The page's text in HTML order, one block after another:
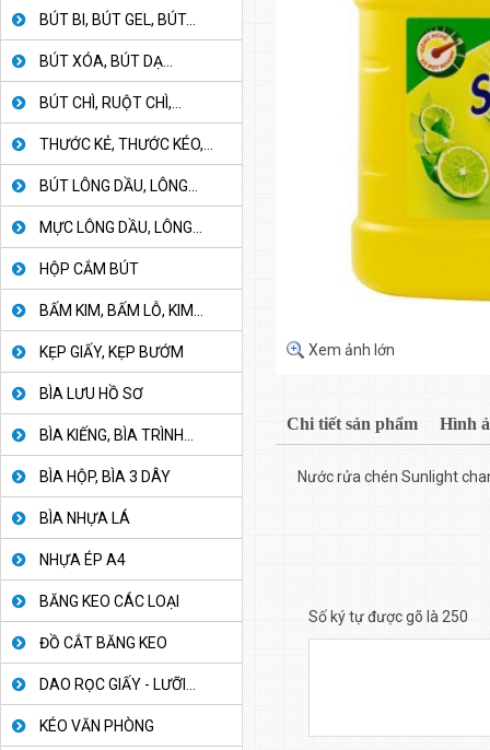
BÚT BI, BÚT GEL, BÚT...
BÚT XÓA, BÚT DẠ...
BÚT CHÌ, RUỘT CHÌ,...
THƯỚC KẺ, THƯỚC KÉO,...
BÚT LÔNG DẦU, LÔNG...
MỰC LÔNG DẦU, LÔNG...
HỘP CẮM BÚT
BẤM KIM, BẤM LỖ, KIM...
KẸP GIẤY, KẸP BƯỚM
BÌA LƯU HỒ SƠ
BÌA KIẾNG, BÌA TRÌNH...
BÌA HỘP, BÌA 3 DÂY
BÌA NHỰA LÁ
NHỰA ÉP A4
BĂNG KEO CÁC LOẠI
ĐỒ CẮT BĂNG KEO
DAO RỌC GIẤY - LƯỠI...
KÉO VĂN PHÒNG
Xem ảnh lớn
Chi tiết sản phẩm Hình
Nước rửa chén Sunlight
Số ký tự được gõ là 250